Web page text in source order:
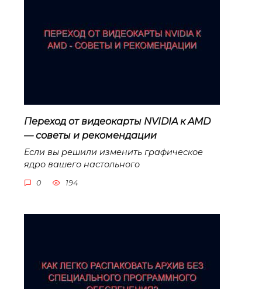
Переход от видеокарты NVIDIA к AMD
— советы и рекомендации
Если вы решили изменить графическое
ядро вашего настольного
0 194